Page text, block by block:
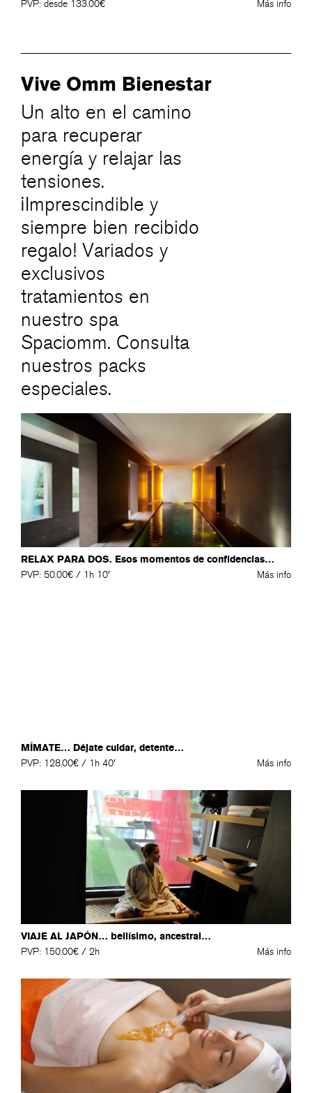
PVP: desde 133.00€ Más info
Vive Omm Bienestar
Un alto en el camino
para recuperar
energía y relajar las
tensiones.
¡Imprescindible y
siempre bien recibido
regalo! Variados y
exclusivos
tratamientos en
nuestro spa
Spaciomm. Consulta
nuestros packs
especiales.
RELAX PARA DOS. Esos momentos de confidencias…
PVP: 50.00€ / 1h 10′
Más info
MÍMATE… Déjate cuidar, detente…
PVP: 128.00€ / 1h 40′
Más info
VIAJE AL JAPÓN… bellísimo, ancestral…
PVP: 150.00€ / 2h
Más info